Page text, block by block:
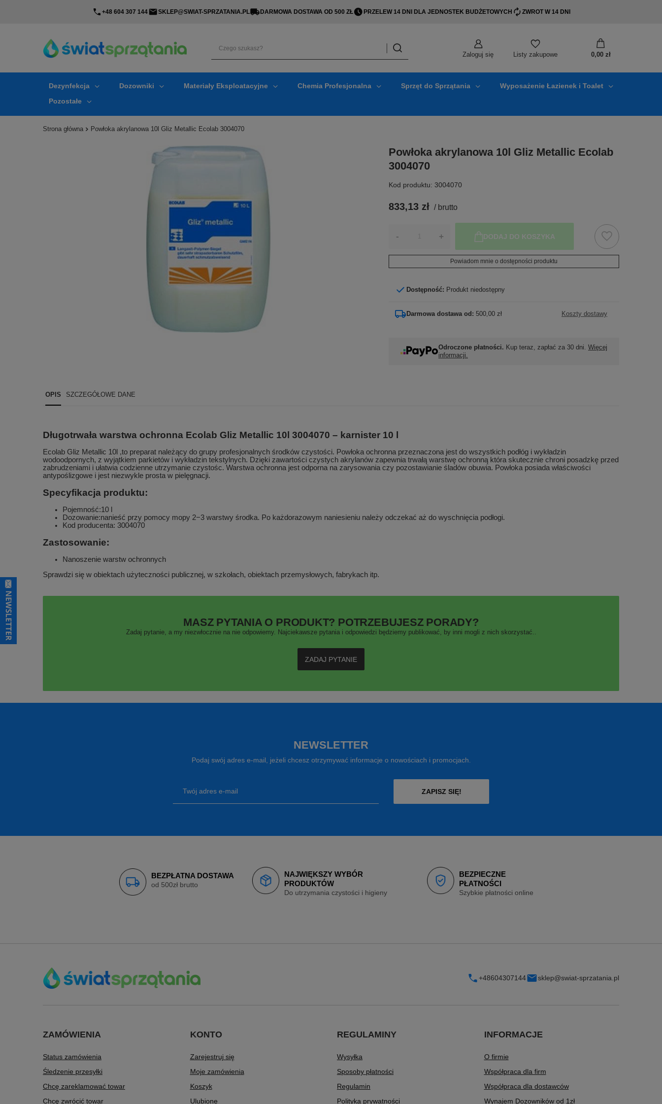
+48 604 307 144 SKLEP@SWIAT-SPRZATANIA.PL DARMOWA DOSTAWA OD 500 ZŁ PRZELEW 14 DNI DLA JEDNOSTEK BUDŻETOWYCH ZWROT W 14 DNI
Zaloguj się Listy zakupowe 0,00 zł
Dezynfekcja Dozowniki Materiały Eksploatacyjne Chemia Profesjonalna Sprzęt do Sprzątania
Wyposażenie Łazienek i Toalet
Pozostałe
Strona główna Powłoka akrylanowa 10l Gliz Metallic Ecolab 3004070
Powłoka akrylanowa 10l Gliz Metallic Ecolab
3004070
Kod produktu: 3004070
833,13 zł / brutto
- + DODAJ DO KOSZYKA
Powiadom mnie o dostępności produktu
Dostępność: Produkt niedostępny
Darmowa dostawa od: 500,00 zł Koszty dostawy
Odroczone płatności. Kup teraz, zapłać za 30 dni. Więcej
informacji.
OPIS SZCZEGÓŁOWE DANE
Długotrwała warstwa ochronna Ecolab Gliz Metallic 10l 3004070 – karnister 10 l
Ecolab Gliz Metallic 10l ,to preparat należący do grupy profesjonalnych środków czystości. Powłoka ochronna przeznaczona jest do wszystkich podłóg i wykładzin
wodoodpornych, z wyjątkiem parkietów i wykładzin tekstylnych. Dzięki zawartości czystych akrylanów zapewnia trwałą warstwę ochronną która skutecznie chroni posadzkę przed
zabrudzeniami i ułatwia codzienne utrzymanie czystośc. Warstwa ochronna jest odporna na zarysowania czy pozostawianie śladów obuwia. Powłoka posiada właściwości
antypoślizgowe i jest niezwykle prosta w pielęgnacji.
Specyfikacja produktu:
Pojemność:10 l
Dozowanie:nanieść przy pomocy mopy 2−3 warstwy środka. Po każdorazowym naniesieniu należy odczekać aż do wyschnięcia podłogi.
Kod producenta: 3004070
Zastosowanie:
Nanoszenie warstw ochronnych
Sprawdzi się w obiektach użyteczności publicznej, w szkołach, obiektach przemysłowych, fabrykach itp.
MASZ PYTANIA O PRODUKT? POTRZEBUJESZ PORADY?
Zadaj pytanie, a my niezwłocznie na nie odpowiemy. Najciekawsze pytania i odpowiedzi będziemy publikować, by inni mogli z nich skorzystać..
ZADAJ PYTANIE
NEWSLETTER
Podaj swój adres e-mail, jeżeli chcesz otrzymywać informacje o nowościach i promocjach.
Twój adres e-mail ZAPISZ SIĘ!
BEZPŁATNA DOSTAWA
od 500zł brutto
NAJWIĘKSZY WYBÓR
PRODUKTÓW
Do utrzymania czystości i higieny
BEZPIECZNE
PŁATNOŚCI
Szybkie płatności online
+48604307144 sklep@swiat-sprzatania.pl
ZAMÓWIENIA
Status zamówienia
Śledzenie przesyłki
Chcę zareklamować towar
Chcę zwrócić towar
KONTO
Zarejestruj się
Moje zamówienia
Koszyk
Ulubione
REGULAMINY
Wysyłka
Sposoby płatności
Regulamin
Polityka prywatności
INFORMACJE
O firmie
Współpraca dla firm
Współpraca dla dostawców
Wynajem Dozowników od 1zł